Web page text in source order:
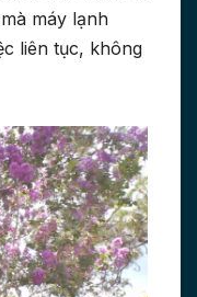
máy lạnh
liên tục, không